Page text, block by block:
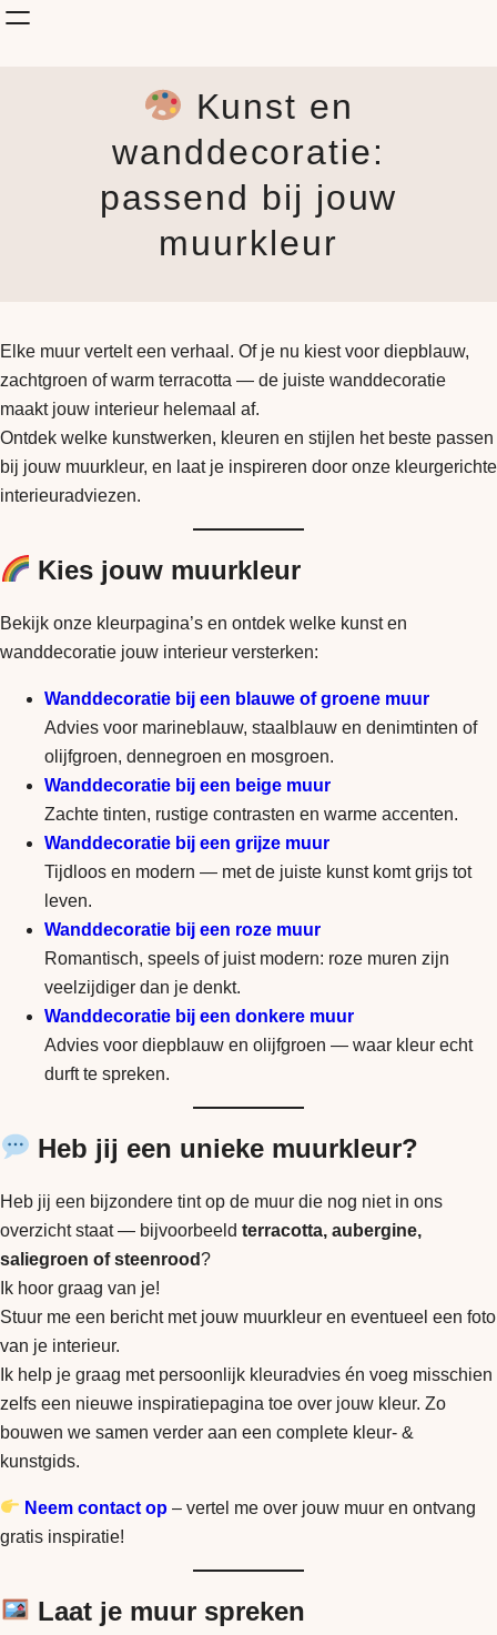
Onderwerp
KunstStijl
Albums
Blog
How it is made
Kunst en
wanddecoratie:
passend bij jouw
muurkleur
Elke muur vertelt een verhaal. Of je nu kiest voor diepblauw,
zachtgroen of warm terracotta — de juiste wanddecoratie
maakt jouw interieur helemaal af.
Ontdek welke kunstwerken, kleuren en stijlen het beste passen
bij jouw muurkleur, en laat je inspireren door onze kleurgerichte
interieuradviezen.
Kies jouw muurkleur
Bekijk onze kleurpagina’s en ontdek welke kunst en
wanddecoratie jouw interieur versterken:
Wanddecoratie bij een blauwe of groene muur
Advies voor marineblauw, staalblauw en denimtinten of
olijfgroen, dennegroen en mosgroen.
Wanddecoratie bij een beige muur
Zachte tinten, rustige contrasten en warme accenten.
Wanddecoratie bij een grijze muur
Tijdloos en modern — met de juiste kunst komt grijs tot
leven.
Wanddecoratie bij een roze muur
Romantisch, speels of juist modern: roze muren zijn
veelzijdiger dan je denkt.
Wanddecoratie bij een donkere muur
Advies voor diepblauw en olijfgroen — waar kleur echt
durft te spreken.
Heb jij een unieke muurkleur?
Heb jij een bijzondere tint op de muur die nog niet in ons
overzicht staat — bijvoorbeeld terracotta, aubergine,
saliegroen of steenrood?
Ik hoor graag van je!
Stuur me een bericht met jouw muurkleur en eventueel een foto
van je interieur.
Ik help je graag met persoonlijk kleuradvies én voeg misschien
zelfs een nieuwe inspiratiepagina toe over jouw kleur. Zo
bouwen we samen verder aan een complete kleur- &
kunstgids.
Neem contact op – vertel me over jouw muur en ontvang
gratis inspiratie!
Laat je muur spreken